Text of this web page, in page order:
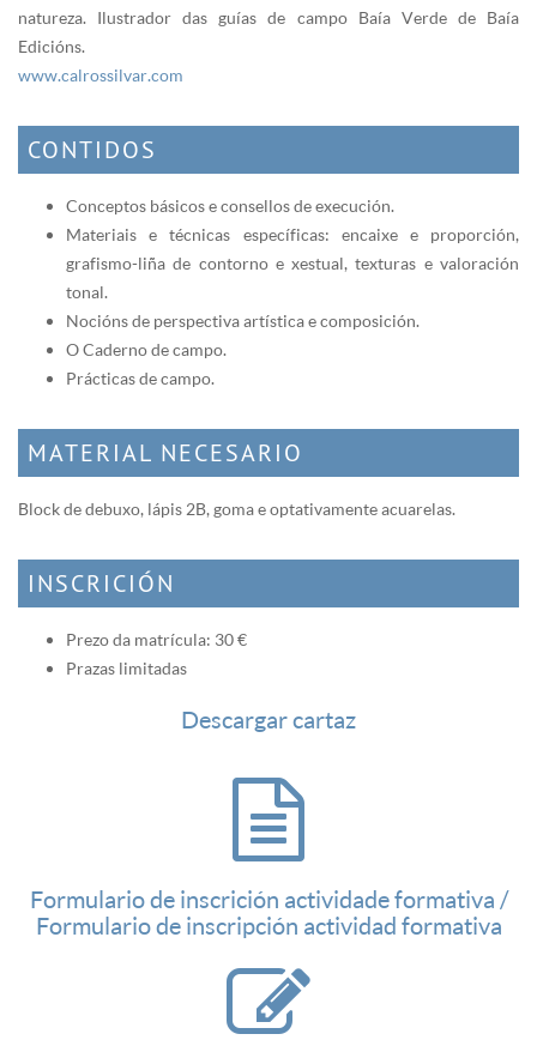
natureza. Ilustrador das guías de campo Baía Verde de Baía
Edicións.
www.calrossilvar.com
CONTIDOS
Conceptos básicos e consellos de execución.
Materiais e técnicas específicas: encaixe e proporción,
grafismo-liña de contorno e xestual, texturas e valoración
tonal.
Nocións de perspectiva artística e composición.
O Caderno de campo.
Prácticas de campo.
MATERIAL NECESARIO
Block de debuxo, lápis 2B, goma e optativamente acuarelas.
INSCRICIÓN
Prezo da matrícula: 30 €
Prazas limitadas
Descargar cartaz
Formulario de inscrición actividade formativa /
Formulario de inscripción actividad formativa